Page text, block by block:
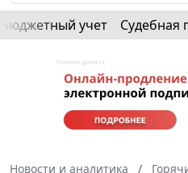
Бюджетный учет Судебная
Новости и аналитика